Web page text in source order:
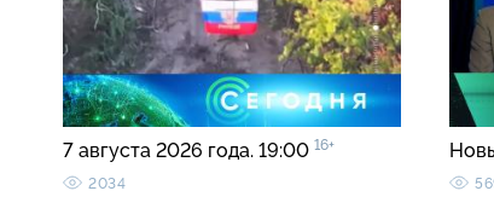
7 августа 2026 года. 19:00 16+
2034